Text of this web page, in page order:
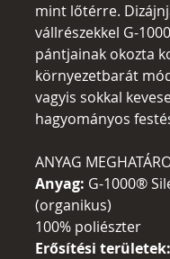
mint lőtérre.
vállrészekkel G-
pántjainak okozta
környezetbarát
vagyis sokkal
hagyományos
ANYAG
Anyag: G-1000®
(organikus)
100% poliészter
Erősítési területek: